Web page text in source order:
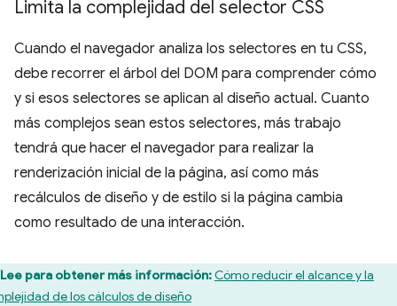
Limita la complejidad del selector CSS
Cuando el navegador analiza los selectores en tu CSS,
debe recorrer el árbol del DOM para comprender cómo
y si esos selectores se aplican al diseño actual. Cuanto
más complejos sean estos selectores, más trabajo
tendrá que hacer el navegador para realizar la
renderización inicial de la página, así como más
recálculos de diseño y de estilo si la página cambia
como resultado de una interacción.
Lee para obtener más información:Cómo reducir el alcance y la
de los cálculos de diseño